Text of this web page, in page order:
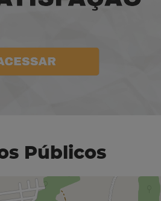
Públicos